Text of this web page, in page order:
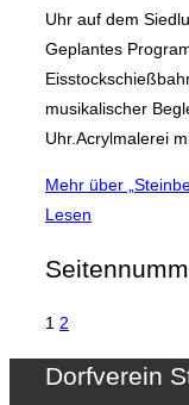
Uhr auf dem
Geplantes
musikalischer
Uhr.Acrylmalerei
Mehr über
Lesen
1 2
Dorfverein